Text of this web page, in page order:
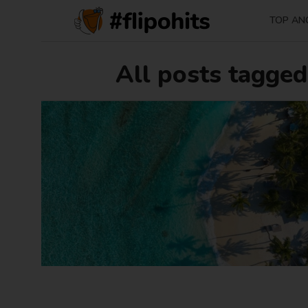
TOP
All posts